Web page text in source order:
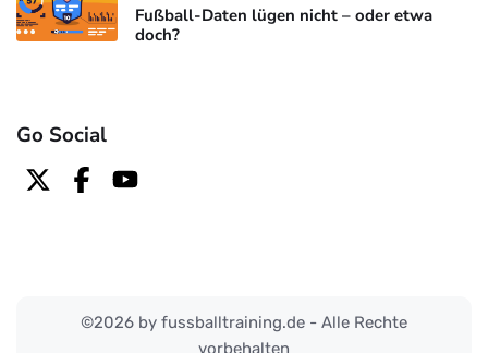
Fußball-Daten lügen nicht – oder etwa
doch?
Go Social
©2026 by fussballtraining.de - Alle Rechte
vorbehalten